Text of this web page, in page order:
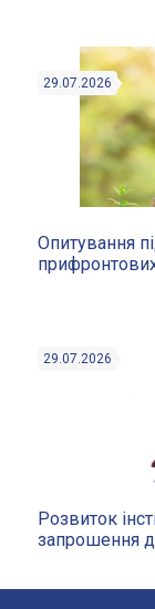
29.07.2026
Опитування
29.07.2026
Розвиток
запрошення